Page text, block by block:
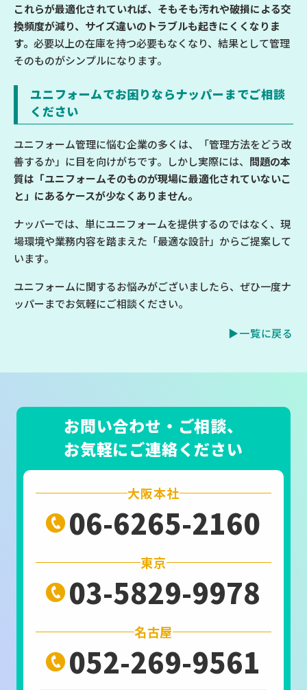
これらが最適化されていれば、そもそも汚れや破損による交
換頻度が減り、サイズ違いのトラブルも起きにくくなりま
す。 必要以上の在庫を持つ必要もなくなり、結果として管理
そのものがシンプルになります。
ユニフォームでお困りならナッパーまでご相談
ください
ユニフォーム管理に悩む企業の多くは、「管理方法をどう改
善するか」に目を向けがちです。しかし実際には、 問題の本
質は「ユニフォームそのものが現場に最適化されていないこ
と」にあるケースが少なくありません。
ナッパーでは、単にユニフォームを提供するのではなく、現
場環境や業務内容を踏まえた「最適な設計」からご提案して
います。
ユニフォームに関するお悩みがございましたら、ぜひ一度ナ
ッパーまでお気軽にご相談ください。
▶一覧に戻る
お問い合わせ・ご相談、
お気軽にご連絡ください
大阪本社
06-6265-2160
東京
03-5829-9978
名古屋
052-269-9561